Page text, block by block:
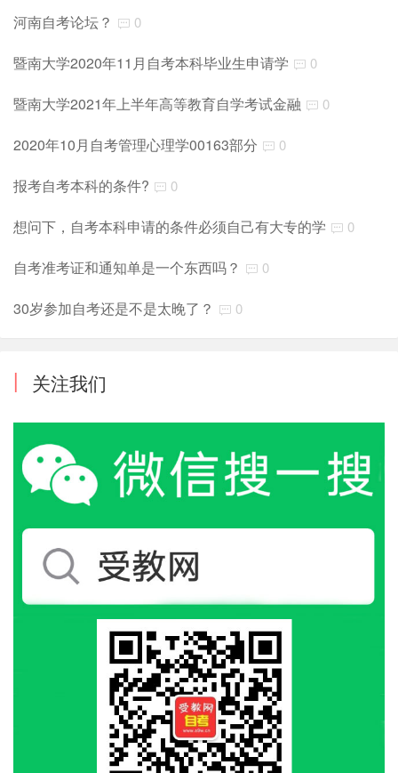
河南自考论坛？ 0
暨南大学2020年11月自考本科毕业生申请学 0
暨南大学2021年上半年高等教育自学考试金融 0
2020年10月自考管理心理学00163部分 0
报考自考本科的条件? 0
想问下，自考本科申请的条件必须自己有大专的学 0
自考准考证和通知单是一个东西吗？ 0
30岁参加自考还是不是太晚了？ 0
| 关注我们